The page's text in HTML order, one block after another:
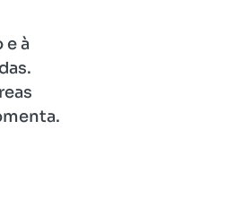
e à